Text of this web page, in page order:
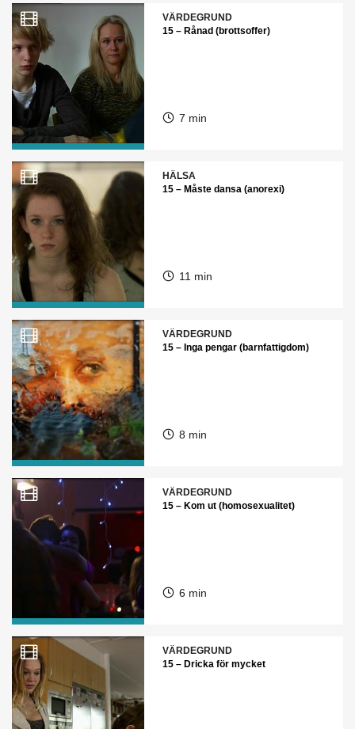
VÄRDEGRUND
15 – Rånad (brottsoffer)
7 min
HÄLSA
15 – Måste dansa (anorexi)
11 min
VÄRDEGRUND
15 – Inga pengar (barnfattigdom)
8 min
VÄRDEGRUND
15 – Kom ut (homosexualitet)
6 min
VÄRDEGRUND
15 – Dricka för mycket